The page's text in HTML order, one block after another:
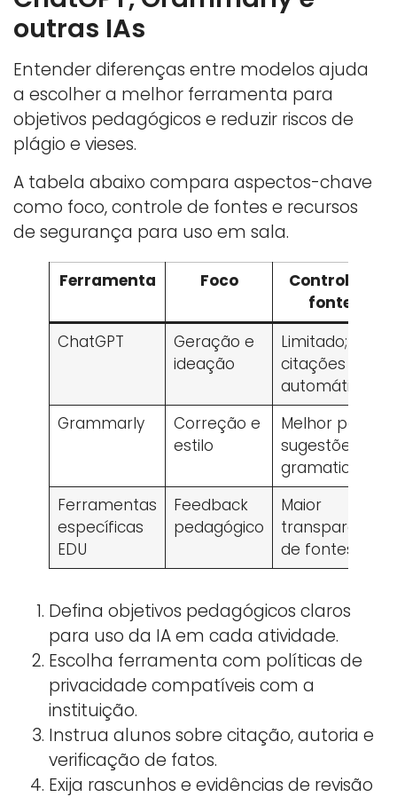
outras IAs
Entender diferenças entre modelos ajuda
a escolher a melhor ferramenta para
objetivos pedagógicos e reduzir riscos de
plágio e vieses.
A tabela abaixo compara aspectos-chave
como foco, controle de fontes e recursos
de segurança para uso em sala.
Ferramenta Foco
Controle de
fontes
ChatGPT
Geração e
ideação
Limitado; sem
citações
automáticas
Grammarly
Correção e
estilo
Melhor para
sugestões
gramaticais
Ferramentas
específicas
EDU
Feedback
pedagógico
Maior
transparência
de fontes
Defina objetivos pedagógicos claros
para uso da IA em cada atividade.
Escolha ferramenta com políticas de
privacidade compatíveis com a
instituição.
Instrua alunos sobre citação, autoria e
verificação de fatos.
Exija rascunhos e evidências de revisão